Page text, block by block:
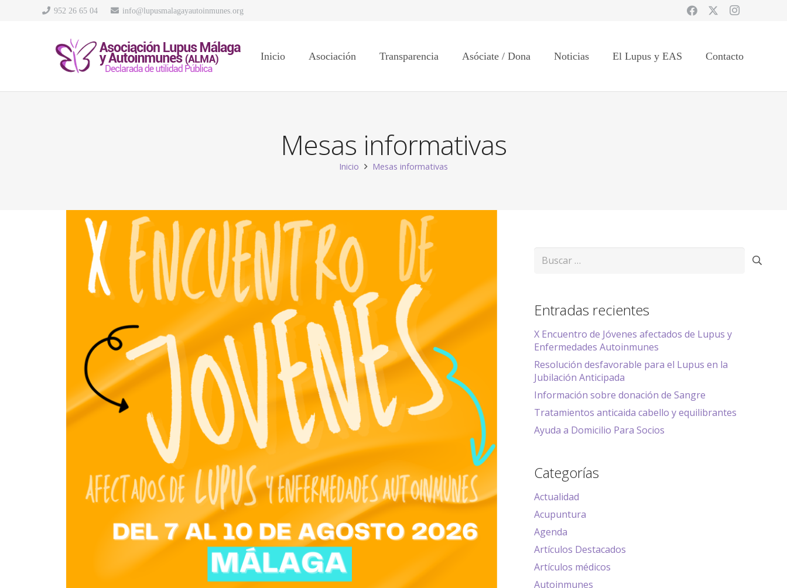
952 26 65 04 info@lupusmalagayautoinmunes.org
Inicio Asociación Transparencia Asóciate / Dona Noticias El Lupus y EAS Contacto
Mesas informativas
Inicio Mesas informativas
Buscar:
Entradas recientes
X Encuentro de Jóvenes afectados de Lupus y
Enfermedades Autoinmunes
Resolución desfavorable para el Lupus en la
Jubilación Anticipada
Información sobre donación de Sangre
Tratamientos anticaida cabello y equilibrantes
Ayuda a Domicilio Para Socios
Categorías
Actualidad
Acupuntura
Agenda
Artículos Destacados
Artículos médicos
Autoinmunes